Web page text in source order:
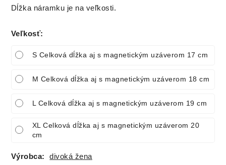
Dĺžka náramku je na veľkosti.
Veľkosť:
S Celková dĺžka aj s magnetickým uzáverom 17 cm
M Celková dĺžka aj s magnetickým uzáverom 18 cm
L Celková dĺžka aj s magnetickým uzáverom 19 cm
XL Celková dĺžka aj s magnetickým uzáverom 20
cm
Výrobca: divoká žena